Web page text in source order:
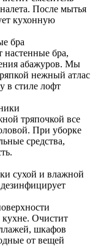
После мытья
кухонную
бра
настенные бра,
абажуров. Мы
нежный атлас
в стиле лофт
тряпочкой все
При уборке
средства,
сухой и влажной
кухне. Очистит
шкафов
от вещей